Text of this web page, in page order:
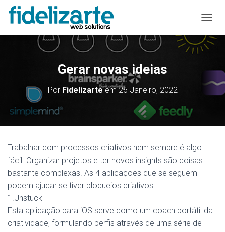
L
T
A
Gerar novas ideias
Por Fidelizarteem26 Janeiro, 2022
Trabalhar com processos criativos nem sempre é algo
fácil. Organizar projetos e ter novos insights são coisas
bastante complexas. As 4 aplicações que se seguem
podem ajudar se tiver bloqueios criativos.
1.Unstuck
Esta aplicação para iOS serve como um coach portátil da
criatividade, formulando perfis através de uma série de